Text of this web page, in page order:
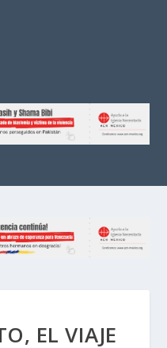
EL VIAJE